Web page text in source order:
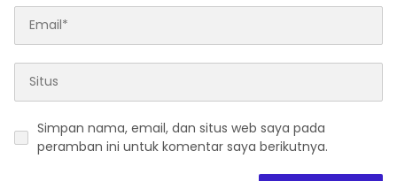
Simpan nama, email, dan situs web saya pada
peramban ini untuk komentar saya berikutnya.